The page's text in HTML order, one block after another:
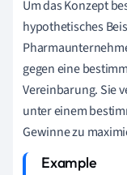
Um das Konzept
hypothetisches
gegen eine
Vereinbarung. Sie
unter einem
Gewinne zu